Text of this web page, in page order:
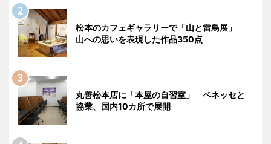
松本のカフェギャラリーで「山と雷鳥展」
山への思いを表現した作品350点
丸善松本店に「本屋の自習室」 ベネッセと
協業、国内10カ所で展開